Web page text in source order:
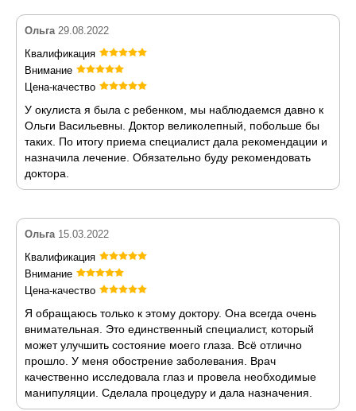
Ольга 29.08.2022
Квалификация
Внимание
Цена-качество
У окулиста я была с ребенком, мы наблюдаемся давно к
Ольги Васильевны. Доктор великолепный, побольше бы
таких. По итогу приема специалист дала рекомендации и
назначила лечение. Обязательно буду рекомендовать
доктора.
Ольга 15.03.2022
Квалификация
Внимание
Цена-качество
Я обращаюсь только к этому доктору. Она всегда очень
внимательная. Это единственный специалист, который
может улучшить состояние моего глаза. Всё отлично
прошло. У меня обострение заболевания. Врач
качественно исследовала глаз и провела необходимые
манипуляции. Сделала процедуру и дала назначения.